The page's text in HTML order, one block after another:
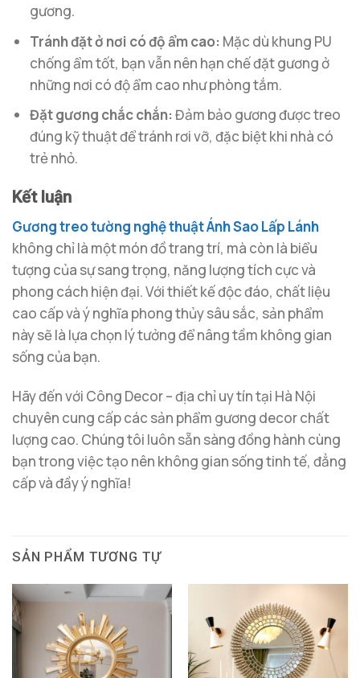
gương.
Tránh đặt ở nơi có độ ẩm cao: Mặc dù khung PU
chống ẩm tốt, bạn vẫn nên hạn chế đặt gương ở
những nơi có độ ẩm cao như phòng tắm.
Đặt gương chắc chắn:Đảm bảo gương được treo
đúng kỹ thuật để tránh rơi vỡ, đặc biệt khi nhà có
trẻ nhỏ.
Kết luận
Gương treo tường nghệ thuật Ánh Sao Lấp Lánh
không chỉ là một món đồ trang trí, mà còn là biểu
tượng của sự sang trọng, năng lượng tích cực và
phong cách hiện đại. Với thiết kế độc đáo, chất liệu
cao cấp và ý nghĩa phong thủy sâu sắc, sản phẩm
này sẽ là lựa chọn lý tưởng để nâng tầm không gian
sống của bạn.
Hãy đến với Công Decor – địa chỉ uy tín tại Hà Nội
chuyên cung cấp các sản phẩm gương decor chất
lượng cao. Chúng tôi luôn sẵn sàng đồng hành cùng
bạn trong việc tạo nên không gian sống tinh tế, đẳng
cấp và đầy ý nghĩa!
SẢN PHẨM TƯƠNG TỰ